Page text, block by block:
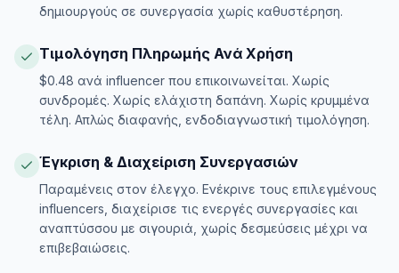
δημιουργούς σε συνεργασία χωρίς καθυστέρηση.
Τιμολόγηση Πληρωμής Ανά Χρήση
$0.48 ανά influencer που επικοινωνείται. Χωρίς
συνδρομές. Χωρίς ελάχιστη δαπάνη. Χωρίς κρυμμένα
τέλη. Απλώς διαφανής, ενδοδιαγνωστική τιμολόγηση.
Έγκριση & Διαχείριση Συνεργασιών
Παραμένεις στον έλεγχο. Ενέκρινε τους επιλεγμένους
influencers, διαχείρισε τις ενεργές συνεργασίες και
αναπτύσσου με σιγουριά, χωρίς δεσμεύσεις μέχρι να
επιβεβαιώσεις.